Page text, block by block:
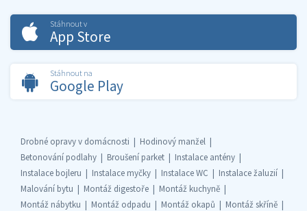
Stáhnout v
App Store
Stáhnout na
Google Play
Drobné opravy v domácnosti
Hodinový manžel
Betonování podlahy
Broušení parket
Instalace antény
Instalace bojleru
Instalace myčky Instalace WC
Instalace žaluzií
Malování bytu
Montáž digestoře
Montáž kuchyně
Montáž nábytku
Montáž odpadu Montáž okapů
Montáž skříně